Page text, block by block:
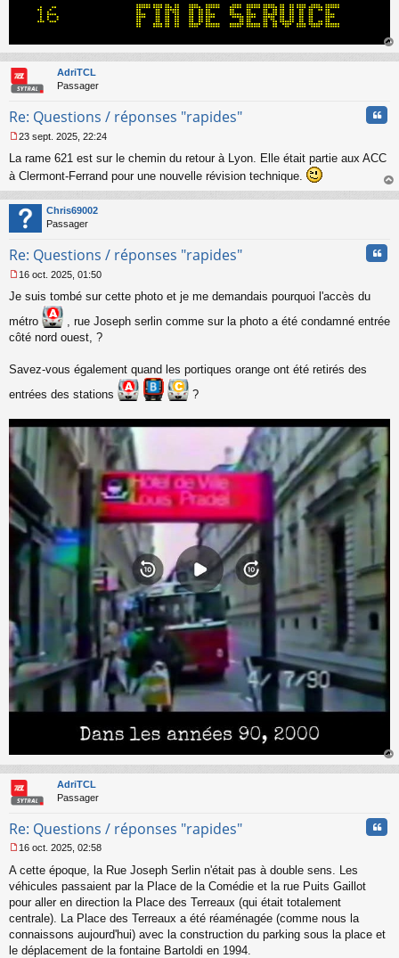
l
u
au
AdriTCL
Passager
Re: Questions / réponses "rapides"
e
s
a
g
e
o
l
u
23 sept. 2025, 22:24
La rame 621 est sur le chemin du retour à Lyon. Elle était partie aux ACC
à Clermont-Ferrand pour une nouvelle révision technique.
au
Chris69002
Passager
Re: Questions / réponses "rapides"
e
s
a
o
l
u
16 oct. 2025, 01:50
Je suis tombé sur cette photo et je me demandais pourquoi l'accès du
métro
, rue Joseph serlin comme sur la photo a été condamné entrée
côté nord ouest, ?
Savez-vous également quand les portiques orange ont été retirés des
entrées des stations
?
au
AdriTCL
Passager
Re: Questions / réponses "rapides"
e
s
s
g
e
n
16 oct. 2025, 02:58
A cette époque, la Rue Joseph Serlin n'était pas à double sens. Les
véhicules passaient par la Place de la Comédie et la rue Puits Gaillot
pour aller en direction la Place des Terreaux (qui était totalement
centrale). La Place des Terreaux a été réaménagée (comme nous la
connaissons aujourd'hui) avec la construction du parking sous la place et
le déplacement de la fontaine Bartoldi en 1994.